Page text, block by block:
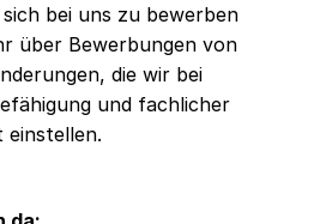
bei uns zu bewerben
über Bewerbungen von
die wir bei
und fachlicher
einstellen.